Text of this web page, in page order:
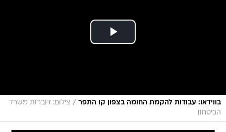
בווידאו: עבודות להקמת החומה בצפון קו התפר / צילום: דוברות משרד
הביטחון